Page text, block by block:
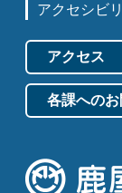
アクセシビ
アクセス
各課への